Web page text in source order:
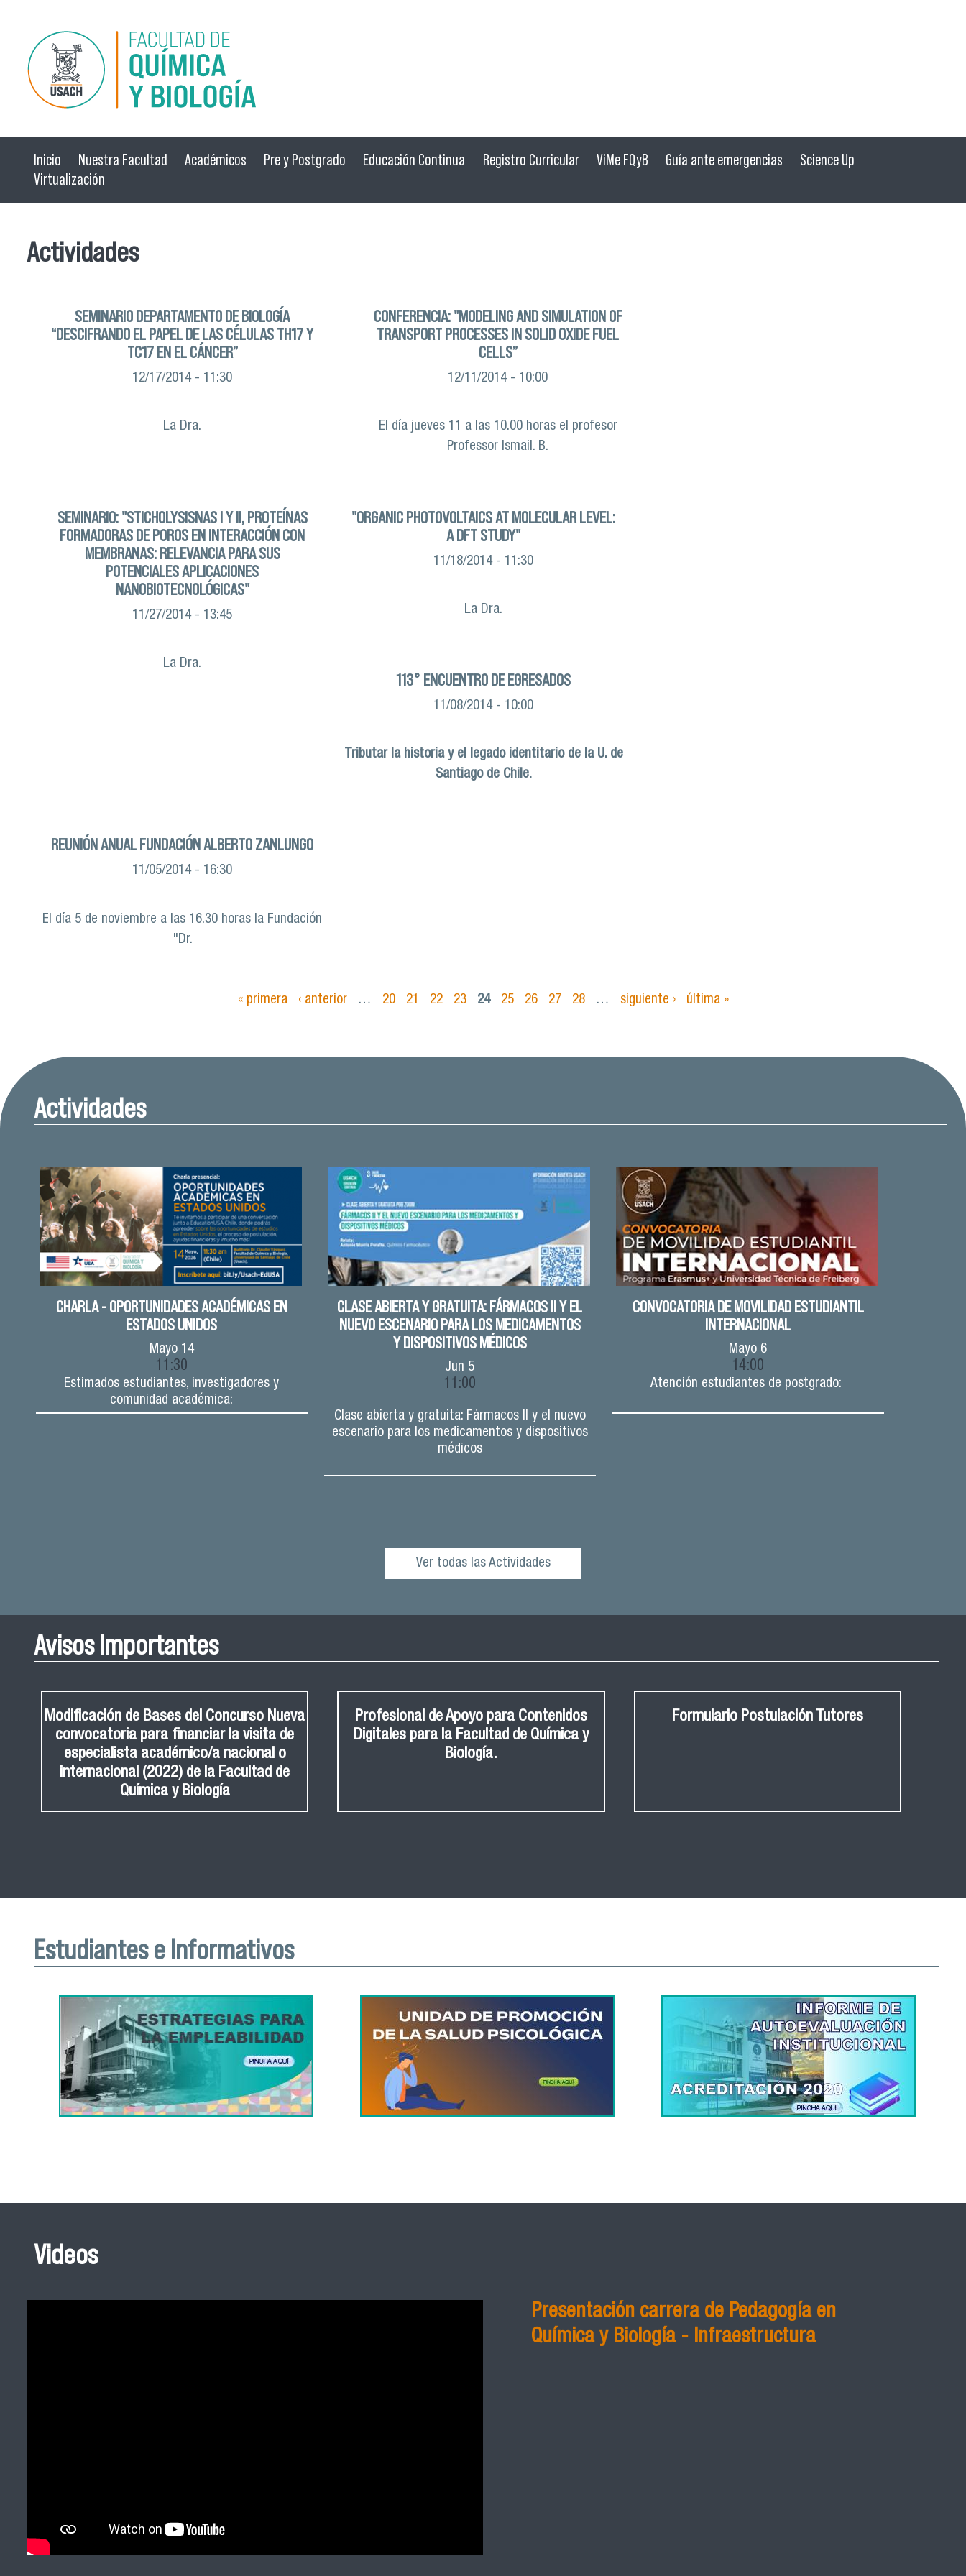
Pasar al contenido principal
Inicio Nuestra Facultad Académicos Pre y Postgrado Educación Continua Registro Curricular ViMe FQyB Guía ante emergencias
Science Up
Virtualización
Actividades
SEMINARIO DEPARTAMENTO DE BIOLOGÍA
“DESCIFRANDO EL PAPEL DE LAS CÉLULAS TH17 Y
TC17 EN EL CÁNCER”
12/17/2014 - 11:30
La Dra.
CONFERENCIA: "MODELING AND SIMULATION OF
TRANSPORT PROCESSES IN SOLID OXIDE FUEL
CELLS”
12/11/2014 - 10:00
El día jueves 11 a las 10.00 horas el profesor
Professor Ismail. B.
SEMINARIO: "STICHOLYSISNAS I Y II, PROTEÍNAS
FORMADORAS DE POROS EN INTERACCIÓN CON
MEMBRANAS: RELEVANCIA PARA SUS
POTENCIALES APLICACIONES
NANOBIOTECNOLÓGICAS"
11/27/2014 - 13:45
La Dra.
"ORGANIC PHOTOVOLTAICS AT MOLECULAR LEVEL:
A DFT STUDY"
11/18/2014 - 11:30
La Dra.
113° ENCUENTRO DE EGRESADOS
11/08/2014 - 10:00
Tributar la historia y el legado identitario de la U. de
Santiago de Chile.
REUNIÓN ANUAL FUNDACIÓN ALBERTO ZANLUNGO
11/05/2014 - 16:30
El día 5 de noviembre a las 16.30 horas la Fundación
"Dr.
« primera ‹ anterior … 20 21 22 23 24 25 26 27 28 … siguiente › última »
Actividades
CHARLA - OPORTUNIDADES ACADÉMICAS EN
ESTADOS UNIDOS
Mayo14
11:30
Estimados estudiantes, investigadores y
comunidad académica:
CLASE ABIERTA Y GRATUITA: FÁRMACOS II Y EL
NUEVO ESCENARIO PARA LOS MEDICAMENTOS
Y DISPOSITIVOS MÉDICOS
Jun 5
11:00
Clase abierta y gratuita: Fármacos II y el nuevo
escenario para los medicamentos y dispositivos
médicos
CONVOCATORIA DE MOVILIDAD ESTUDIANTIL
INTERNACIONAL
Mayo 6
14:00
Atención estudiantes de postgrado:
Ver todas las Actividades
Avisos Importantes
Modificación de Bases del Concurso Nueva
convocatoria para financiar la visita de
especialista académico/a nacional o
internacional (2022) de la Facultad de
Química y Biología
Profesional de Apoyo para Contenidos
Digitales para la Facultad de Química y
Biología.
Formulario Postulación Tutores
Estudiantes e Informativos
Videos
Presentación carrera de Pedagogía en
Química y Biología - Infraestructura